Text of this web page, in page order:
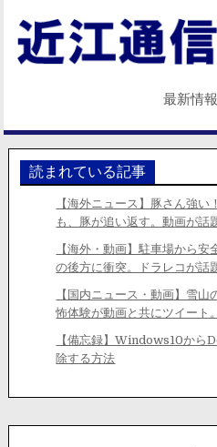
最新情
読まれている記事
【海外ニュース】豚さん強
も、豚が追い返す。動画が話
【海外・動画】駐車場から
の後方に衝突。ドラレコが話
【国内ニュース・動画】雪
怖体験が動画と共にツイート。
【備忘録】Windows10から
除する方法